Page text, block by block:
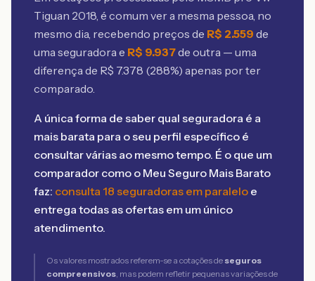
Tiguan 2018, é comum ver a mesma pessoa, no
mesmo dia, recebendo preços de R$ 2.559 de
uma seguradora e R$ 9.937de outra — uma
diferença de R$ 7.378 (288%) apenas por ter
comparado.
A única forma de saber qual seguradora é a
mais barata para o seu perfil específico é
consultar várias ao mesmo tempo. É o que um
comparador como o Meu Seguro Mais Barato
faz: consulta 18 seguradoras em paralelo e
entrega todas as ofertas em um único
atendimento.
Os valores mostrados referem-se a cotações de seguros
compreensivos, mas podem refletir pequenas variações de